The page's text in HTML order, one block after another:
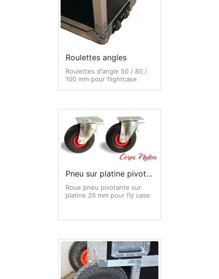
Roulettes angles
Roulettes d'angle 50 / 80 /
100 mm pour flightcase
Pneu sur platine pivotante
Roue pneu pivotante sur
platine 26 mm pour fly case